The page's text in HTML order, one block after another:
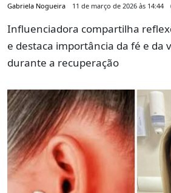
Gabriela Nogueira 11 de março de 2026 às 14:44
Influenciadora compartilha
e destaca importância da fé e da
durante a recuperação